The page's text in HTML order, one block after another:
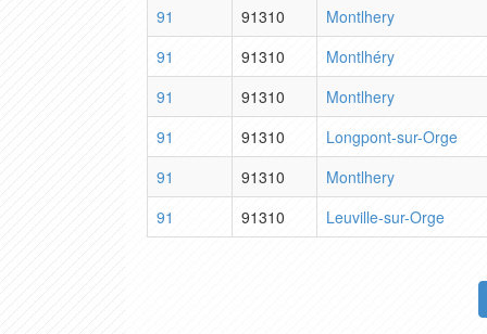
91
91310
Montlhery
91
91310
Montlhéry
91
91310
Montlhery
91
91310
Longpont-sur-Orge
91
91310
Montlhery
91
91310 Leuville-sur-Orge